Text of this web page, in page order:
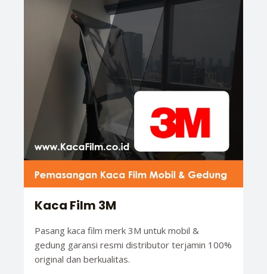
Kaca Film 3M
Pasang kaca film merk 3M untuk mobil &
gedung garansi resmi distributor terjamin 100%
original dan berkualitas.